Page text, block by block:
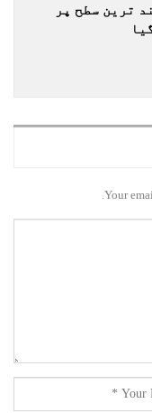
ترین سطح پر
Your